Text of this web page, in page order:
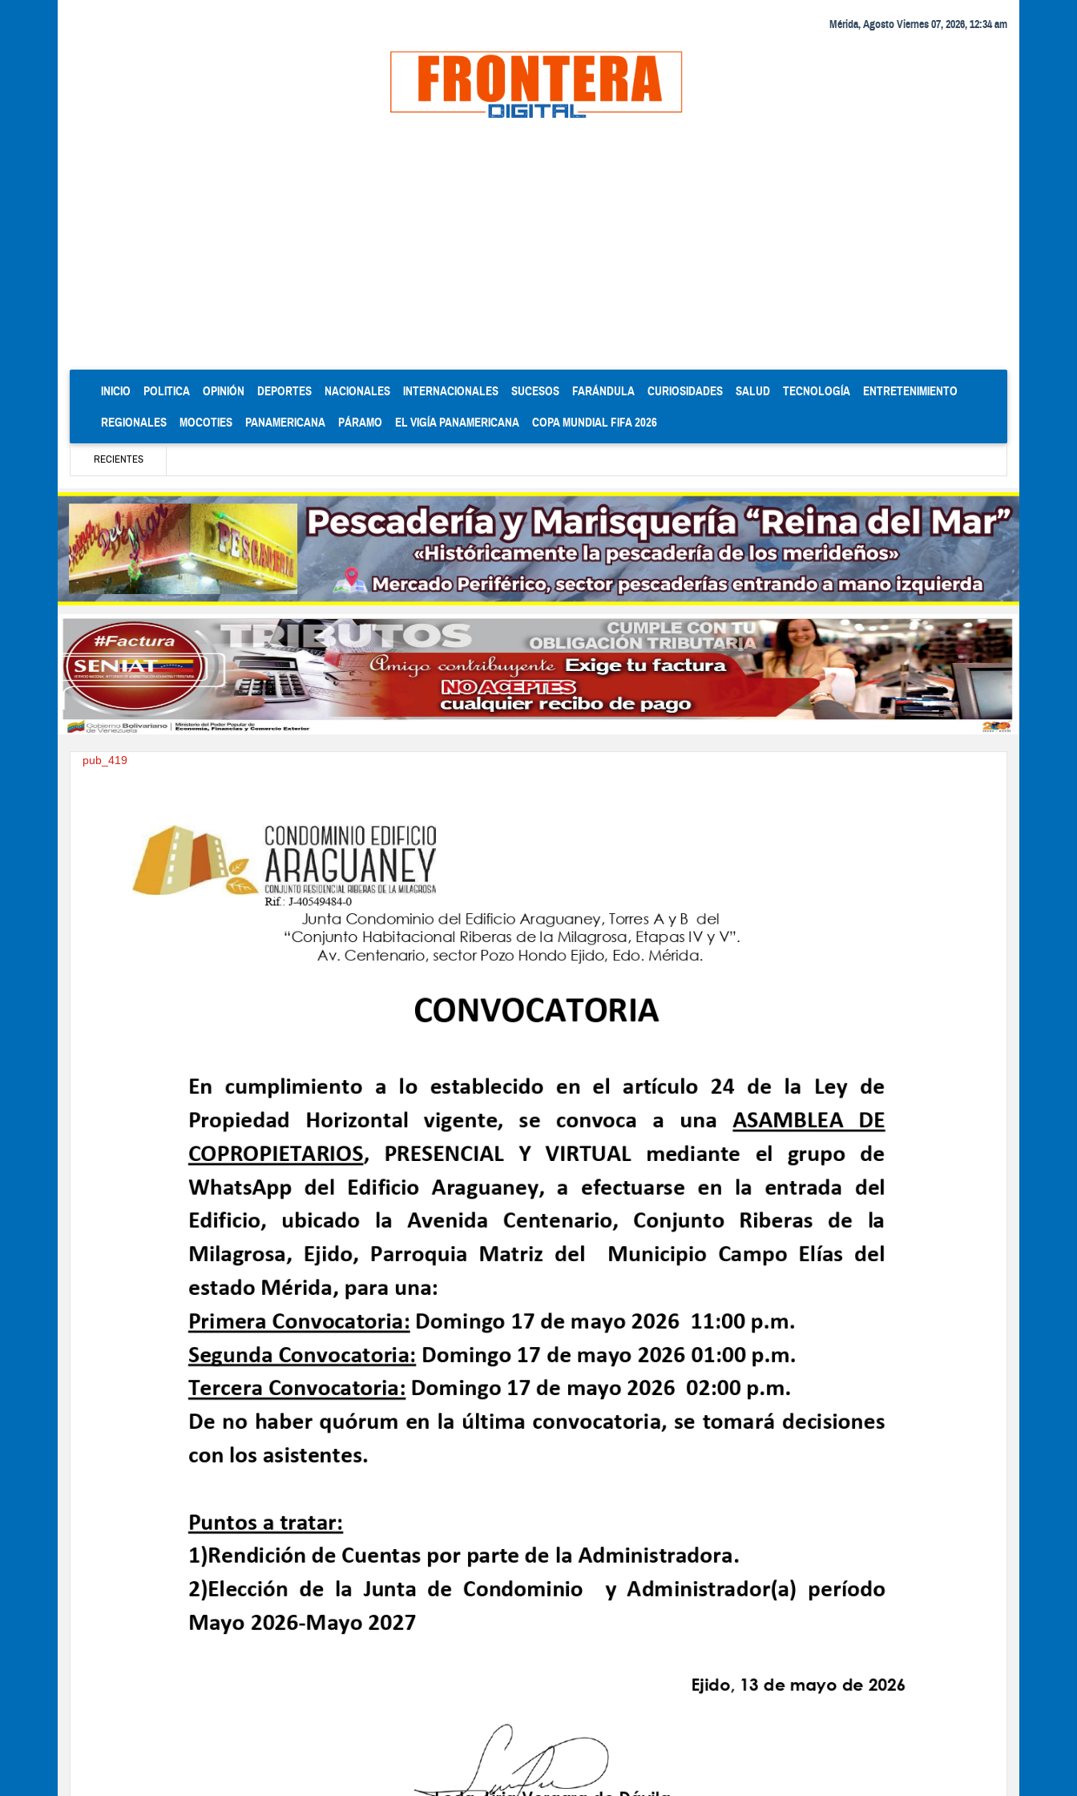
Mérida, Agosto Viernes 07, 2026, 12:34 am
INICIO (CURRENT)
POLITICA OPINIÓN DEPORTES NACIONALES INTERNACIONALES SUCESOS FARÁNDULA CURIOSIDADES SALUD TECNOLOGÍA ENTRETENIMIENTO
REGIONALES MOCOTIES PANAMERICANA PÁRAMO EL VIGÍA PANAMERICANA COPA MUNDIAL FIFA 2026
RECIENTES
pub_419